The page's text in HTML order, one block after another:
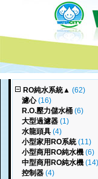
RO純水系統▲ (62)
濾心(16)
R.O.壓力儲水桶 (6)
大型過濾器 (1)
水龍頭具 (4)
小型家用RO系統(11)
小型商用RO純水機 (6)
中型商用RO純水機 (14)
控制器 (4)